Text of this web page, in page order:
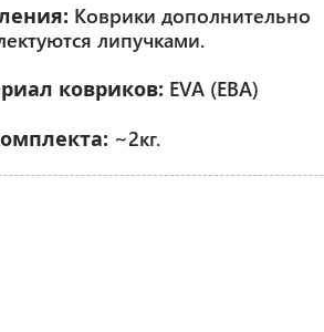
Коврики дополнительно
липучками.
ковриков: EVA (ЕВА)
~2кг.